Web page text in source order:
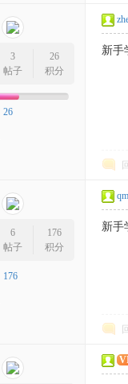
3
帖子
26
积分
26
新手
6
帖子
176
积分
176
新手